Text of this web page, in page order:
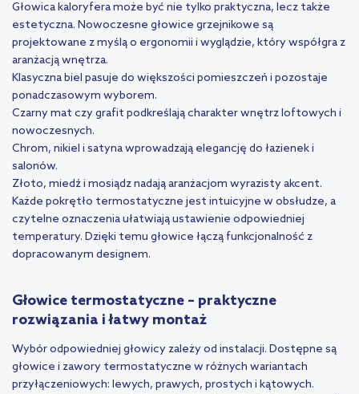
Głowica kaloryfera może być nie tylko praktyczna, lecz także
estetyczna. Nowoczesne głowice grzejnikowe są
projektowane z myślą o ergonomii i wyglądzie, który współgra z
aranżacją wnętrza.
Klasyczna biel pasuje do większości pomieszczeń i pozostaje
ponadczasowym wyborem.
Czarny mat czy grafit podkreślają charakter wnętrz loftowych i
nowoczesnych.
Chrom, nikiel i satyna wprowadzają elegancję do łazienek i
salonów.
Złoto, miedź i mosiądz nadają aranżacjom wyrazisty akcent.
Każde pokrętło termostatyczne jest intuicyjne w obsłudze, a
czytelne oznaczenia ułatwiają ustawienie odpowiedniej
temperatury. Dzięki temu głowice łączą funkcjonalność z
dopracowanym designem.
Głowice termostatyczne – praktyczne
rozwiązania i łatwy montaż
Wybór odpowiedniej głowicy zależy od instalacji. Dostępne są
głowice i zawory termostatyczne w różnych wariantach
przyłączeniowych: lewych, prawych, prostych i kątowych.